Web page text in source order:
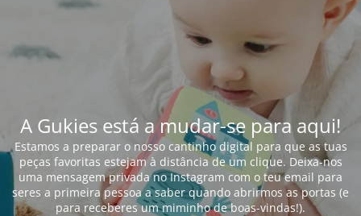
A Gukies está a mudar-se para aqui!
Estamos a preparar o nosso cantinho digital para que as tuas
peças favoritas estejam à distância de um clique. Deixa-nos
uma mensagem privada no Instagram com o teu email para
seres a primeira pessoa a saber quando abrirmos as portas (e
para receberes um miminho de boas-vindas!).